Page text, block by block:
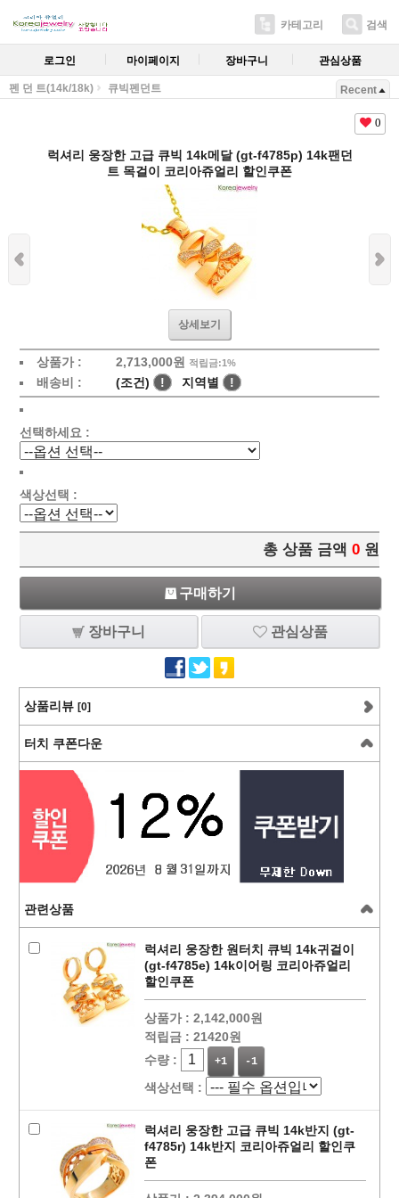
카테고리 검색
로그인 마이페이지 장바구니 관심상품
펜 던 트(14k/18k) 큐빅펜던트 Recent
0
럭셔리 웅장한 고급 큐빅 14k메달 (gt-f4785p) 14k팬던
트 목걸이 코리아쥬얼리 할인쿠폰
상세보기
상품가 : 2,713,000원 적립금:1%
배송비 : (조건) ! 지역별 !
선택하세요 :
색상선택 :
총 상품 금액 0 원
구매하기
장바구니 관심상품
상품리뷰 [0]
터치 쿠폰다운
관련상품
럭셔리 웅장한 원터치 큐빅 14k귀걸이
(gt-f4785e) 14k이어링 코리아쥬얼리
할인쿠폰
상품가 : 2,142,000원
적립금 : 21420원
수량 :
+1 -1
색상선택 :
럭셔리 웅장한 고급 큐빅 14k반지 (gt-
f4785r) 14k반지 코리아쥬얼리 할인쿠
폰